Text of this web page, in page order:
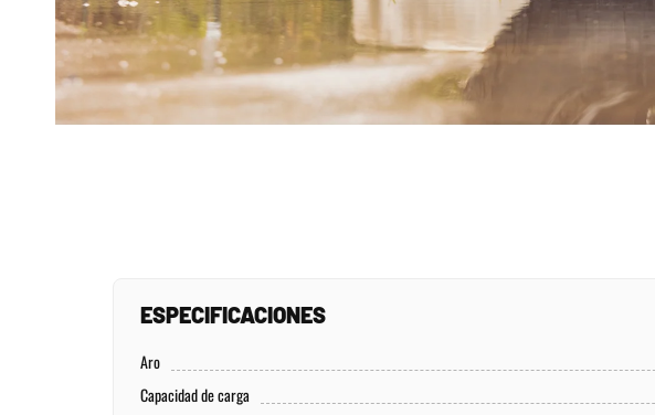
ESPECIFICACIONES
Aro
Capacidad de carga